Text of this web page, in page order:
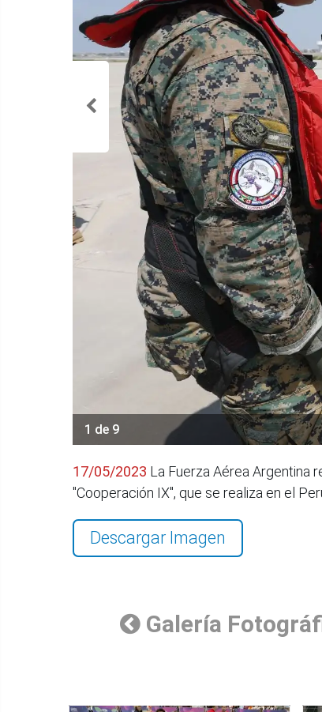
1 de 9
17/05/2023 La Fuerza Aérea Argentina
"Cooperación IX", que se realiza en el
Descargar Imagen
Galería